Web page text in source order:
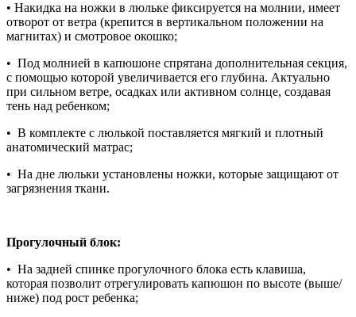
• Накидка на ножки в люльке фиксируется на молнии, имеет
отворот от ветра (крепится в вертикальном положении на
магнитах) и смотровое окошко;
• Под молнией в капюшоне спрятана дополнительная секция,
с помощью которой увеличивается его глубина. Актуально
при сильном ветре, осадках или активном солнце, создавая
тень над ребенком;
• В комплекте с люлькой поставляется мягкий и плотный
анатомический матрас;
• На дне люльки установлены ножки, которые защищают от
загрязнения ткани.
Прогулочный блок:
• На задней спинке прогулочного блока есть клавиша,
которая позволит отрегулировать капюшон по высоте (выше/
ниже) под рост ребенка;